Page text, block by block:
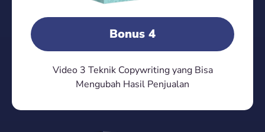
Bonus 4
Video 3 Teknik Copywriting yang Bisa
Mengubah Hasil Penjualan